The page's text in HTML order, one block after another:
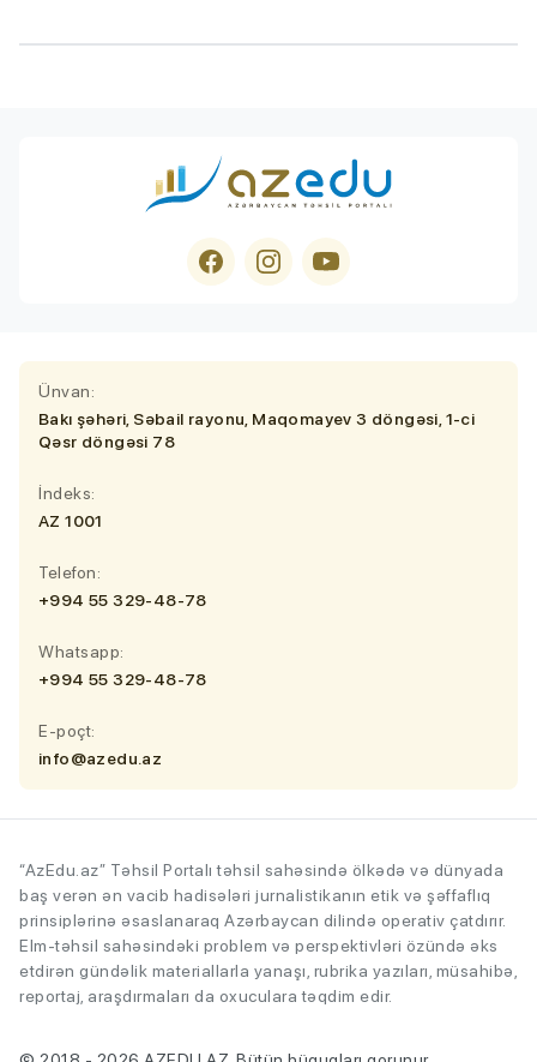
Ünvan:
Bakı şəhəri, Səbail rayonu, Maqomayev 3 döngəsi, 1-ci
Qəsr döngəsi 78
İndeks:
AZ 1001
Telefon:
+994 55 329-48-78
Whatsapp:
+994 55 329-48-78
E-poçt:
info@azedu.az
“AzEdu.az” Təhsil Portalı təhsil sahəsində ölkədə və dünyada
baş verən ən vacib hadisələri jurnalistikanın etik və şəffaflıq
prinsiplərinə əsaslanaraq Azərbaycan dilində operativ çatdırır.
Elm-təhsil sahəsindəki problem və perspektivləri özündə əks
etdirən gündəlik materiallarla yanaşı, rubrika yazıları, müsahibə,
reportaj, araşdırmaları da oxuculara təqdim edir.